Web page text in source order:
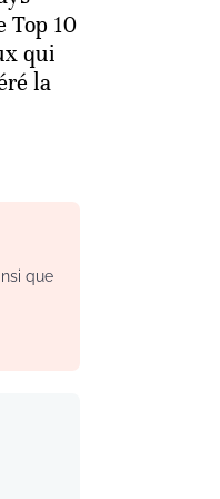
Top 10
qui
la
que